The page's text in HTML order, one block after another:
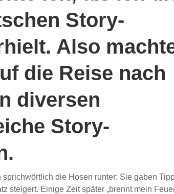
Story-
Also
die Reise nach
diversen
Story-
die Hosen runter: Sie gaben
steigert. Einige Zeit später „brennt mein